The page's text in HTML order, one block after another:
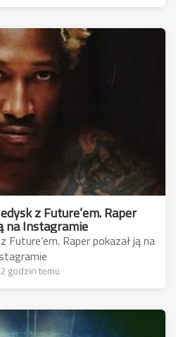
z Future’em. Raper
na Instagramie
Raper pokazał ją na
godzin temu